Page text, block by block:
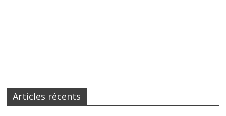
Articles récents